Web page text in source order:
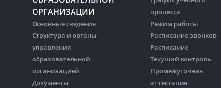
ОРГАНИЗАЦИИ
Основные сведения
Структура и органы
управления
образовательной
организацией
Документы
процесса
Режим работы
Расписание звонков
Расписание
Текущий контроль
Промежуточная
аттестация